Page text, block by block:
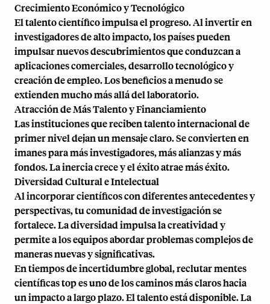
Crecimiento Económico y Tecnológico
El talento científico impulsa el progreso. Al invertir en
investigadores de alto impacto, los países pueden
impulsar nuevos descubrimientos que conduzcan a
aplicaciones comerciales, desarrollo tecnológico y
creación de empleo. Los beneficios a menudo se
extienden mucho más allá del laboratorio.
Atracción de Más Talento y Financiamiento
Las instituciones que reciben talento internacional de
primer nivel dejan un mensaje claro. Se convierten en
imanes para más investigadores, más alianzas y más
fondos. La inercia crece y el éxito atrae más éxito.
Diversidad Cultural e Intelectual
Al incorporar científicos con diferentes antecedentes y
perspectivas, tu comunidad de investigación se
fortalece. La diversidad impulsa la creatividad y
permite a los equipos abordar problemas complejos de
maneras nuevas y significativas.
En tiempos de incertidumbre global, reclutar mentes
científicas top es uno de los caminos más claros hacia
un impacto a largo plazo. El talento está disponible. La